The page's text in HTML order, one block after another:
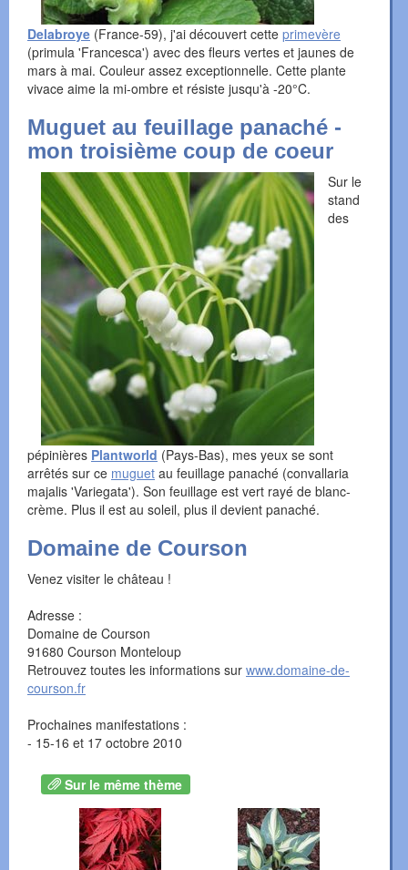
Delabroye (France-59), j'ai découvert cette primevère
(primula 'Francesca') avec des fleurs vertes et jaunes de
mars à mai. Couleur assez exceptionnelle. Cette plante
vivace aime la mi-ombre et résiste jusqu'à -20°C.
Muguet au feuillage panaché -
mon troisième coup de coeur
Sur le
stand
des
pépinières Plantworld (Pays-Bas), mes yeux se sont
arrêtés sur ce muguet au feuillage panaché (convallaria
majalis 'Variegata'). Son feuillage est vert rayé de blanc-
crème. Plus il est au soleil, plus il devient panaché.
Domaine de Courson
Venez visiter le château !
Adresse :
Domaine de Courson
91680 Courson Monteloup
Retrouvez toutes les informations sur www.domaine-de-
courson.fr
Prochaines manifestations :
- 15-16 et 17 octobre 2010
Sur le même thème